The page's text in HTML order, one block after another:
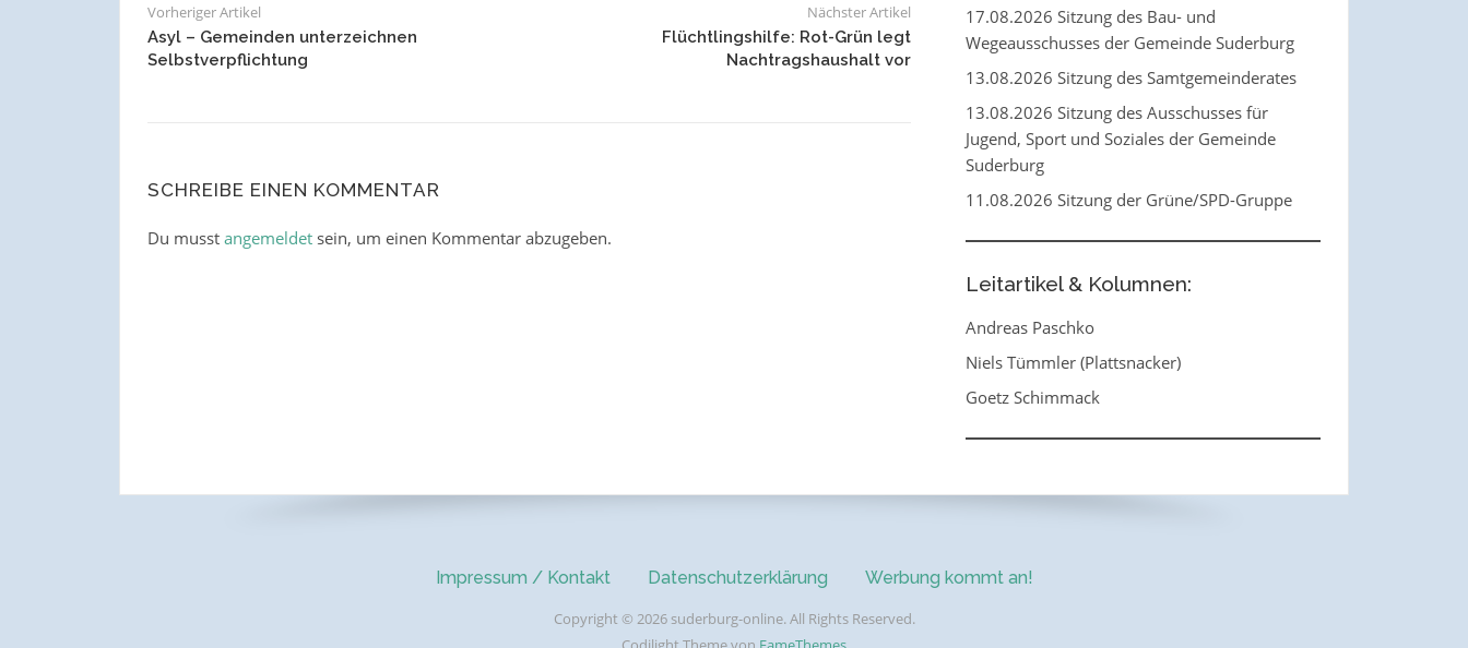
Vorheriger Artikel
Asyl – Gemeinden unterzeichnen
Selbstverpflichtung
Nächster Artikel
Flüchtlingshilfe: Rot-Grün legt
Nachtragshaushalt vor
SCHREIBE EINEN KOMMENTAR
Du musst angemeldetsein, um einen Kommentar abzugeben.
17.08.2026 Sitzung des Bau- und
Wegeausschusses der Gemeinde Suderburg
13.08.2026 Sitzung des Samtgemeinderates
13.08.2026 Sitzung des Ausschusses für
Jugend, Sport und Soziales der Gemeinde
Suderburg
11.08.2026 Sitzung der Grüne/SPD-Gruppe
Leitartikel & Kolumnen:
Andreas Paschko
Niels Tümmler (Plattsnacker)
Goetz Schimmack
Impressum / Kontakt Datenschutzerklärung Werbung kommt an!
Copyright © 2026 suderburg-online. All Rights Reserved.